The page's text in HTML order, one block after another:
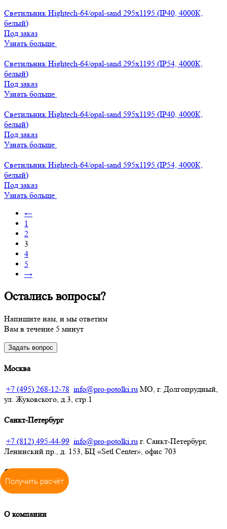
Светильник Hightech-64/opal-sand 295х1195 (IP40, 4000К,
белый)
Под заказ
Узнать больше
Светильник Hightech-64/opal-sand 295х1195 (IP54, 4000К,
белый)
Под заказ
Узнать больше
Светильник Hightech-64/opal-sand 595х1195 (IP40, 4000К,
белый)
Под заказ
Узнать больше
Светильник Hightech-64/opal-sand 595х1195 (IP54, 4000К,
белый)
Под заказ
Узнать больше
←
1
2
3
4
5
→
Остались вопросы?
Напишите нам, и мы ответим
Вам в течение 5 минут
Задать вопрос
Москва
+7 (495) 268-12-78 info@pro-potolki.ru МО, г. Долгопрудный,
ул. Жуковского, д.3, стр.1
Санкт-Петербург
+7 (812) 495-44-99 info@pro-potolki.ru г. Санкт-Петербург,
Ленинский пр., д. 153, БЦ «Setl Center», офис 703
Соцсети
О компании
Получить расчёт